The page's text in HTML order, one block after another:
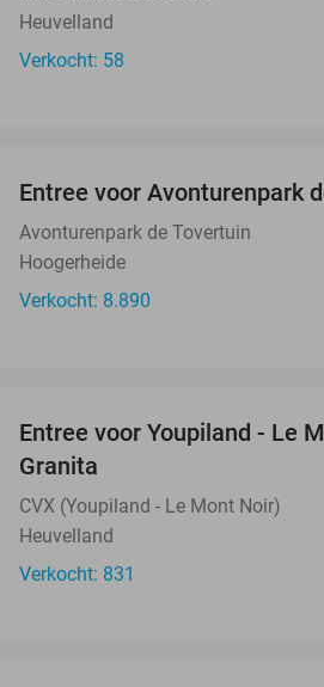
Heuvelland
Verkocht: 58
Entree voor Avonturenpark
Avonturenpark de Tovertuin
Hoogerheide
Verkocht: 8.890
Entree voor Youpiland - Le
Granita
CVX (Youpiland - Le Mont Noir)
Heuvelland
Verkocht: 831